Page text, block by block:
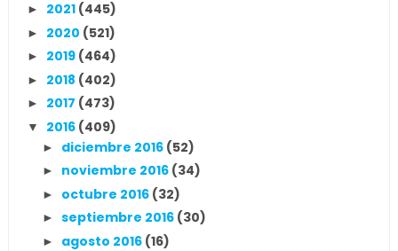
► 2021 (445)
► 2020 (521)
► 2019 (464)
► 2018 (402)
► 2017 (473)
▼ 2016 (409)
► diciembre 2016 (52)
► noviembre 2016 (34)
► octubre 2016 (32)
► septiembre 2016 (30)
► agosto 2016 (16)